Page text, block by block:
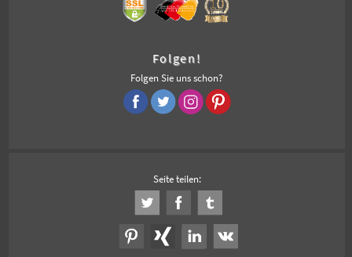
Folgen!
Folgen Sie uns schon?
Seite teilen: